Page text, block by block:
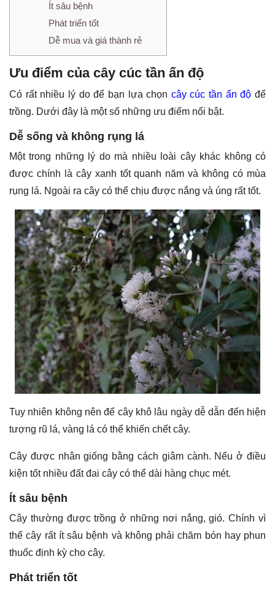
Ít sâu bệnh
Phát triển tốt
Dễ mua và giá thành rẻ
Ưu điểm của cây cúc tần ấn độ
Có rất nhiều lý do để bạn lựa chọn cây cúc tần ấn độ để
trồng. Dưới đây là một số những ưu điểm nổi bật.
Dễ sống và không rụng lá
Một trong những lý do mà nhiều loài cây khác không có
được chính là cây xanh tốt quanh năm và không có mùa
rụng lá. Ngoài ra cây có thể chịu được nắng và úng rất tốt.
Tuy nhiên không nên để cây khô lâu ngày dễ dẫn đến hiện
tượng rũ lá, vàng lá có thể khiến chết cây.
Cây được nhân giống bằng cách giâm cành. Nếu ở điều
kiện tốt nhiều đất đai cây có thể dài hàng chục mét.
Ít sâu bệnh
Cây thường được trồng ở những nơi nắng, gió. Chính vì
thế cây rất ít sâu bệnh và không phải chăm bón hay phun
thuốc định kỳ cho cây.
Phát triển tốt